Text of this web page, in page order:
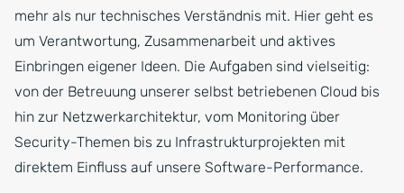
mehr als nur technisches Verständnis mit. Hier geht es
um Verantwortung, Zusammenarbeit und aktives
Einbringen eigener Ideen. Die Aufgaben sind vielseitig:
von der Betreuung unserer selbst betriebenen Cloud bis
hin zur Netzwerkarchitektur, vom Monitoring über
Security-Themen bis zu Infrastrukturprojekten mit
direktem Einfluss auf unsere Software-Performance.